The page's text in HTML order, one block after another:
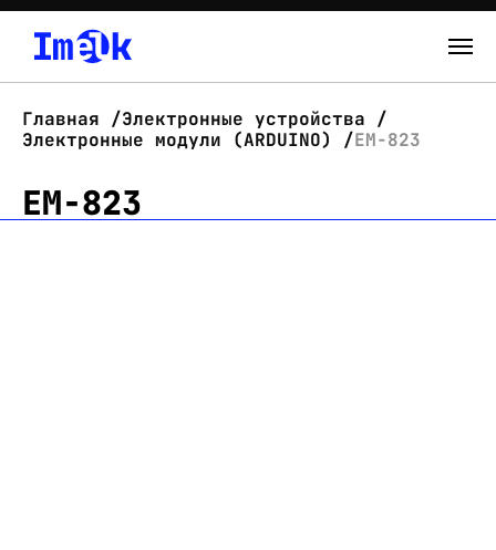
О нас
Новости
Главная
Электронные устройства
Электронные модули (ARDUINO)
EM-823
EM-823